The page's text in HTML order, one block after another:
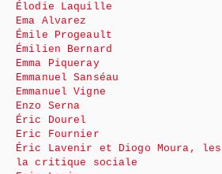
Élodie Laquille
Ema Alvarez
Émile Progeault
Émilien Bernard
Emma Piqueray
Emmanuel Sanséau
Emmanuel Vigne
Enzo Serna
Éric Dourel
Eric Fournier
Éric Lavenir et Diogo Moura,
la critique sociale